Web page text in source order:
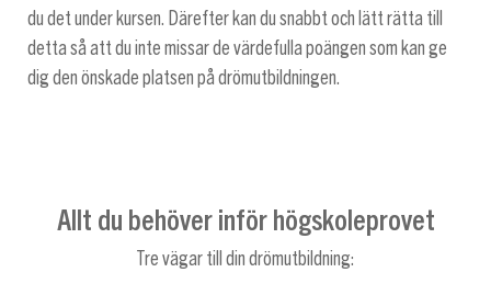
du det under kursen. Därefter kan du snabbt och lätt rätta till
detta så att du inte missar de värdefulla poängen som kan ge
dig den önskade platsen på drömutbildningen.
Allt du behöver inför högskoleprovet
Tre vägar till din drömutbildning: